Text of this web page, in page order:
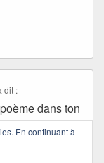
dit :
dans ton
En continuant à